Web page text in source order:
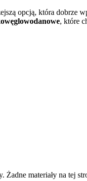
opcją, która dobrze
, które
Żadne materiały na tej